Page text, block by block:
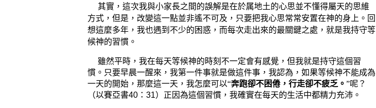
其實，這次我與小家長之間的誤解是在於属地土的心思並不懂得屬天的思維
方式 ，但是，改變這一點並非遙不可及，只要把我心思常常安置在神的身上。回
想這麼多年，我也遇到不少的困惑，而每次走出來的最關鍵之處 ，就是我持守等
候神的習慣 。
雖然平時，我在每天等候神的時刻 不一定會有感覺 ，但我就是持守這個習
慣。只要早晨一醒來，我第一件事就是做這件事，我認為，如果等候神不能成為
一天的開始，那麼這一天，我怎麼可以“奔跑卻不困倦，行走卻不疲乏。 ”呢？
（以賽亞書40 ： 31）正因為這個習慣，我確實在每天的生活中都精力充沛。